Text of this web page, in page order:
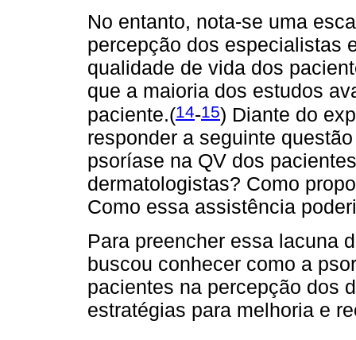
No entanto, nota-se uma
percepção dos especialistas
qualidade de vida dos
que a maioria dos estudos
paciente.(14-15) Diante do
responder a seguinte
psoríase na QV dos
dermatologistas? Como
Como essa assistência
Para preencher essa lacuna
buscou conhecer como a
pacientes na percepção dos
estratégias para melhoria e